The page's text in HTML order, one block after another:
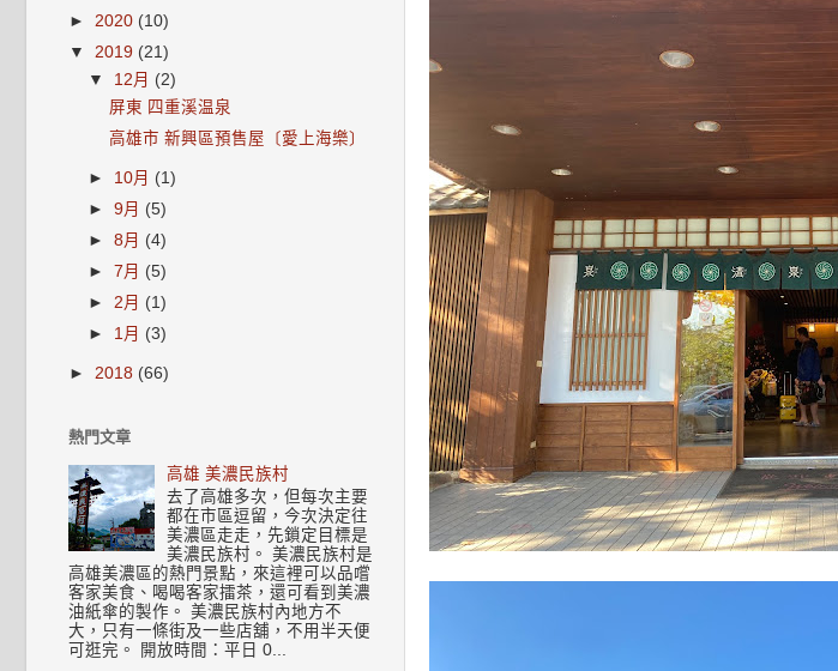
► 2020 (10)
▼ 2019 (21)
▼ 12月 (2)
屏東 四重溪温泉
高雄市 新興區預售屋〔愛上海樂〕
► 10月 (1)
►9月 (5)
►8月 (4)
►7月 (5)
►2月 (1)
► 1月 (3)
► 2018 (66)
熱門文章
高雄 美濃民族村
去了高雄多次，但每次主要
都在市區逗留，今次決定往
美濃區走走，先鎖定目標是
美濃民族村。 美濃民族村是
高雄美濃區的熱門景點，來這裡可以品嚐
客家美食、喝喝客家擂茶，還可看到美濃
油紙傘的製作。 美濃民族村內地方不
大，只有一條街及一些店舖，不用半天便
可逛完。 開放時間：平日 0...